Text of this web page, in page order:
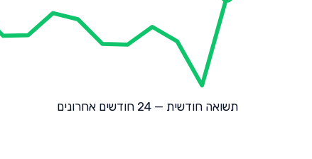
תשואה חודשית — 24 חודשים אחרונים